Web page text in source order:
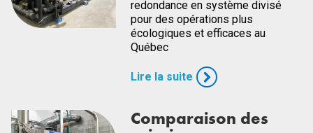
redondance en système divisé
pour des opérations plus
écologiques et efficaces au
Québec
Lire la suite
Comparaison des